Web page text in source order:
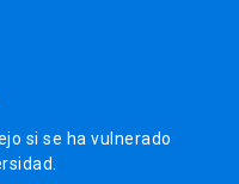
si se ha vulnerado